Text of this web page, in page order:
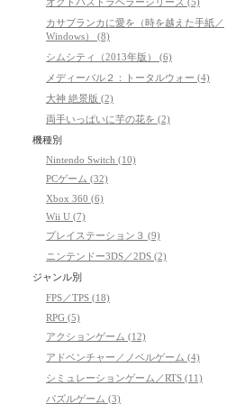
カサブランカに愛を（時を越えた手紙／
Windows） (8)
シムシティ（2013年版） (6)
メディーバル２：トータルウォー (4)
大神 絶景版 (2)
両手いっぱいに芋の花を (2)
機種別
Nintendo Switch (10)
PCゲーム (32)
Xbox 360 (6)
Wii U (7)
プレイステーション３ (9)
ニンテンドー3DS／2DS (2)
ジャンル別
FPS／TPS (18)
RPG (5)
アクションゲーム (12)
アドベンチャー／ノベルゲーム (4)
シミュレーションゲーム／RTS (11)
パズルゲーム (3)